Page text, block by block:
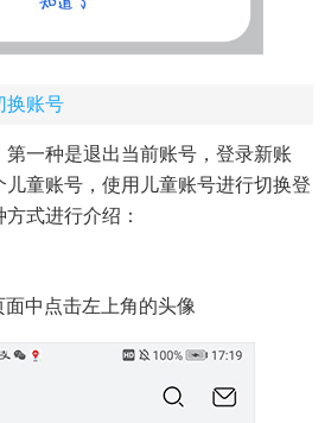
换账号
一种是退出当前账号，登录新账
童账号，使用儿童账号进行切换登
式进行介绍：
面中点击左上角的头像